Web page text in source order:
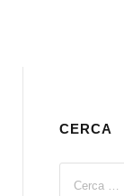
CERCA